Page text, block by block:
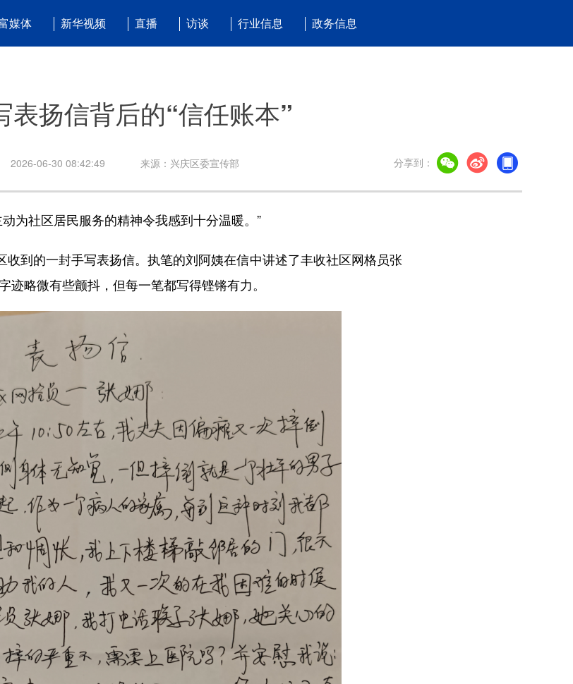
媒体 新华视频 直播 访谈 行业信息 政务信息
表扬信背后的“信任账本”
2026-06-30 08:42:49 来源：兴庆区委宣传部 分享到：
社区居民服务的精神令我感到十分温暖。”
到的一封手写表扬信。执笔的刘阿姨在信中讲述了丰收社区网格员张
略微有些颤抖，但每一笔都写得铿锵有力。